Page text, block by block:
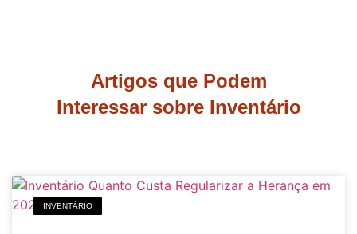
Artigos que Podem
Interessar sobre Inventário
INVENTÁRIO